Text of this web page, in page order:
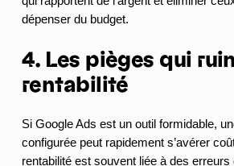
dépenser du budget.
4. Les pièges qui
rentabilité
Si Google Ads est un outil formidable,
configurée peut rapidement s’avérer
rentabilité est souvent liée à des erreurs